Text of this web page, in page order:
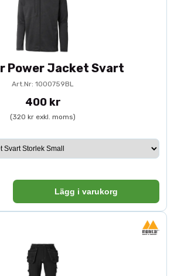
Power Jacket Svart
Art.Nr: 1000759BL
400 kr
(320 kr exkl. moms)
Lägg i varukorg